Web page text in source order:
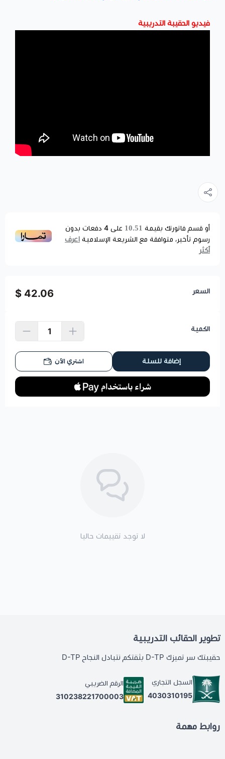
فيديو الحقيبة التدريبية
أو قسم فاتورتك بقيمة 10.51 على 4 دفعات بدون
رسوم تأخير، متوافقة مع الشريعة الإسلامية اعرف
أكثر
السعر 42.06 $
الكمية
إضافة للسلة اشتري الآن
لا توجد تقييمات حاليا
تطوير الحقائب التدريبية
حقيبتك سر تميزك D-TP بثقتكم نتبادل النجاح D-TP
السجل التجاري
4030310195
الرقم الضريبي
310238221700003
روابط مهمة